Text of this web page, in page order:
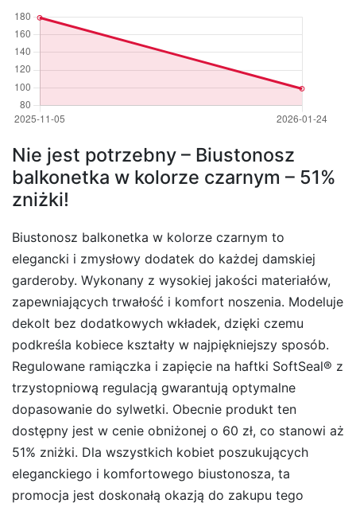
Nie jest potrzebny – Biustonosz
balkonetka w kolorze czarnym – 51%
zniżki!
Biustonosz balkonetka w kolorze czarnym to
elegancki i zmysłowy dodatek do każdej damskiej
garderoby. Wykonany z wysokiej jakości materiałów,
zapewniających trwałość i komfort noszenia. Modeluje
dekolt bez dodatkowych wkładek, dzięki czemu
podkreśla kobiece kształty w najpiękniejszy sposób.
Regulowane ramiączka i zapięcie na haftki SoftSeal® z
trzystopniową regulacją gwarantują optymalne
dopasowanie do sylwetki. Obecnie produkt ten
dostępny jest w cenie obniżonej o 60 zł, co stanowi aż
51% zniżki. Dla wszystkich kobiet poszukujących
eleganckiego i komfortowego biustonosza, ta
promocja jest doskonałą okazją do zakupu tego